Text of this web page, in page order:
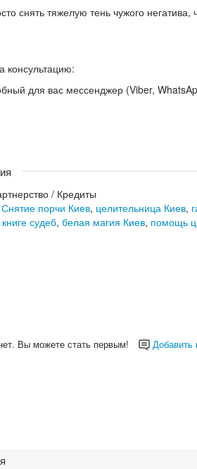
снять тяжелую тень чужого
консультацию:
для вас мессенджер (Viber,
/ Кредиты
Снятие порчи Киев, целительница Киев,
судеб, белая магия Киев, помощь
Вы можете стать первым! Добавить